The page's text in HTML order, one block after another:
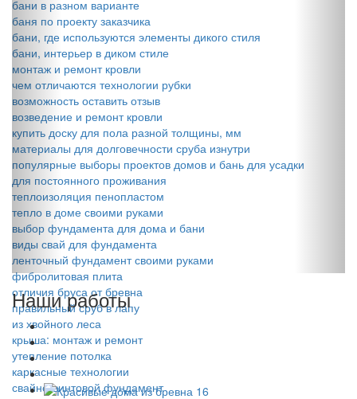
бани в разном варианте
баня по проекту заказчика
бани, где используются элементы дикого стиля
бани, интерьер в диком стиле
монтаж и ремонт кровли
чем отличаются технологии рубки
возможность оставить отзыв
возведение и ремонт кровли
купить доску для пола разной толщины, мм
материалы для долговечности сруба изнутри
популярные выборы проектов домов и бань для усадки
для постоянного проживания
теплоизоляция пенопластом
тепло в доме своими руками
выбор фундамента для дома и бани
виды свай для фундамента
ленточный фундамент своими руками
фибролитовая плита
отличия бруса от бревна
правильный сруб в лапу
из хвойного леса
крыша: монтаж и ремонт
утепление потолка
каркасные технологии
свайно-винтовой фундамент
Наши работы